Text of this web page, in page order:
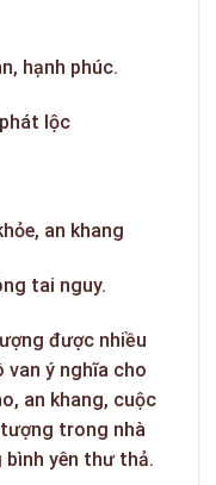
hạnh phúc.
lộc
an khang
tai nguy.
được nhiều
van ý nghĩa cho
an khang, cuộc
trong nhà
yên thư thả.